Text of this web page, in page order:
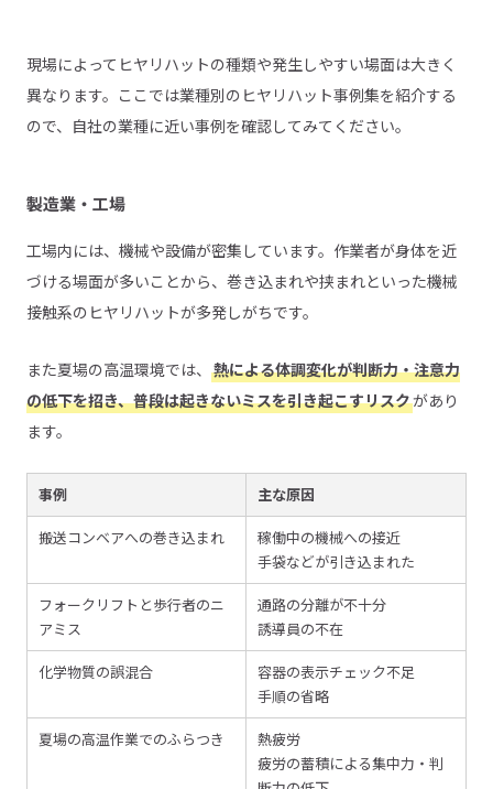
現場によってヒヤリハットの種類や発生しやすい場面は大きく
異なります。ここでは業種別のヒヤリハット事例集を紹介する
ので、自社の業種に近い事例を確認してみてください。
製造業・工場
工場内には、機械や設備が密集しています。作業者が身体を近
づける場面が多いことから、巻き込まれや挟まれといった機械
接触系のヒヤリハットが多発しがちです。
また夏場の高温環境では、 熱による体調変化が判断力・注意力
の低下を招き、普段は起きないミスを引き起こすリスクがあり
ます。
事例 主な原因
搬送コンベアへの巻き込まれ
稼働中の機械への接近
手袋などが引き込まれた
フォークリフトと歩行者のニ
アミス
通路の分離が不十分
誘導員の不在
化学物質の誤混合
容器の表示チェック不足
手順の省略
夏場の高温作業でのふらつき
熱疲労
疲労の蓄積による集中力・判